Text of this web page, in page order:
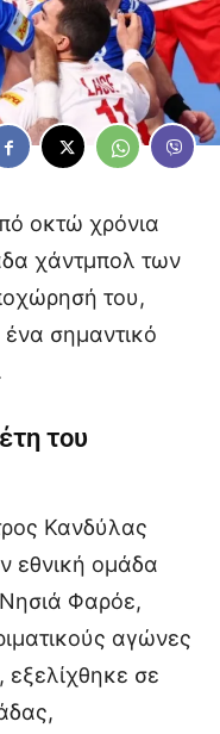
οκτώ χρόνια
χάντμπολ των
του,
σημαντικό
του
Κανδύλας
εθνική ομάδα
Νησιά Φαρόε,
αγώνες
εξελίχθηκε σε